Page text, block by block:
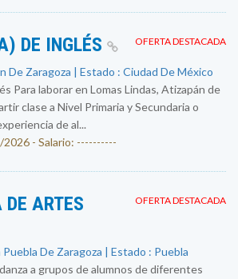
OFERTA DESTACADA
DE INGLÉS
De Zaragoza | Estado : Ciudad De México
Para laborar en Lomas Lindas, Atizapán de
clase a Nivel Primaria y Secundaria o
de al...
- Salario: ----------
OFERTA DESTACADA
DE ARTES
De Zaragoza | Estado : Puebla
a grupos de alumnos de diferentes